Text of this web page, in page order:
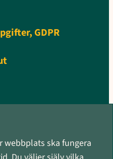
GDPR
webbplats ska fungera